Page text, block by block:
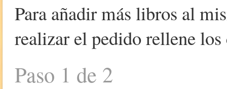
Para añadir más libros al
realizar el pedido rellene
Paso 1 de 2